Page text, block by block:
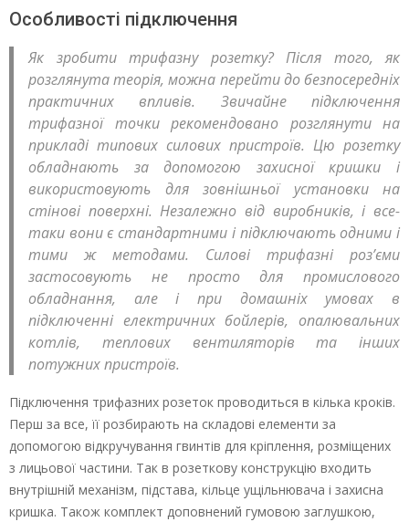
Особливості підключення
Як зробити трифазну розетку? Після того, як
розглянута теорія, можна перейти до безпосередніх
практичних впливів. Звичайне підключення
трифазної точки рекомендовано розглянути на
прикладі типових силових пристроїв. Цю розетку
обладнають за допомогою захисної кришки і
використовують для зовнішньої установки на
стінові поверхні. Незалежно від виробників, і все-
таки вони є стандартними і підключають одними і
тими ж методами. Силові трифазні роз’єми
застосовують не просто для промислового
обладнання, але і при домашніх умовах в
підключенні електричних бойлерів, опалювальних
котлів, теплових вентиляторів та інших
потужних пристроїв.
Підключення трифазних розеток проводиться в кілька кроків.
Перш за все, її розбирають на складові елементи за
допомогою відкручування гвинтів для кріплення, розміщених
з лицьової частини. Так в розеткову конструкцію входить
внутрішній механізм, підстава, кільце ущільнювача і захисна
кришка. Також комплект доповнений гумовою заглушкою,